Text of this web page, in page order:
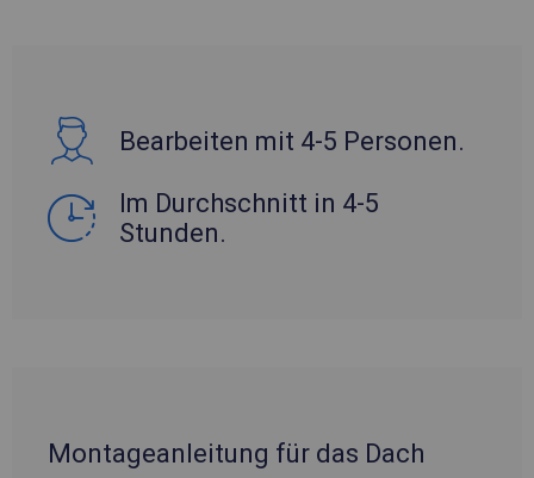
Bearbeiten mit 4-5 Personen.
Im Durchschnitt in 4-5
Stunden.
Montageanleitung für das Dach